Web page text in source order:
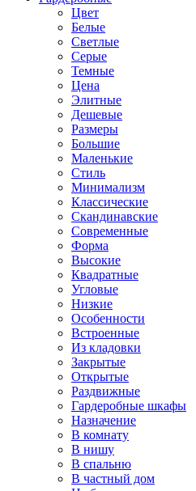
Цвет
Белые
Светлые
Серые
Темные
Цена
Элитные
Дешевые
Размеры
Большие
Маленькие
Стиль
Минимализм
Классические
Скандинавские
Современные
Форма
Высокие
Квадратные
Угловые
Низкие
Особенности
Встроенные
Из кладовки
Закрытые
Открытые
Раздвижные
Гардеробные шкафы
Назначение
В комнату
В нишу
В спальню
В частный дом